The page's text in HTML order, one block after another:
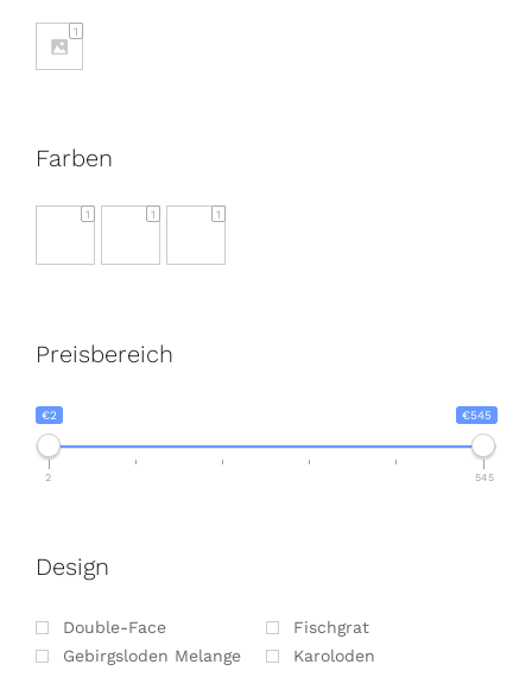
1
Farben
1 1 1
Preisbereich
€2 €545
2 545
Design
Double-Face
Fischgrat
Gebirgsloden Melange
Karoloden